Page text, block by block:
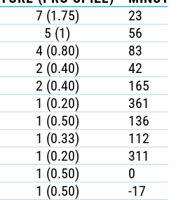
7 (1.75)
23
5 (1)
56
4 (0.80)
83
2 (0.40)
42
2 (0.40)
165
1 (0.20)
361
1 (0.50)
136
1 (0.33)
112
1 (0.20)
311
1 (0.50)
0
1 (0.50) -17